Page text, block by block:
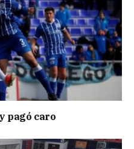
pagó caro